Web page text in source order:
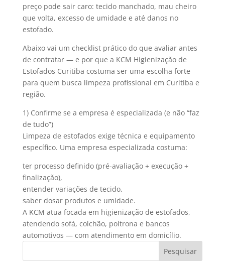
preço pode sair caro: tecido manchado, mau cheiro
que volta, excesso de umidade e até danos no
estofado.
Abaixo vai um checklist prático do que avaliar antes
de contratar — e por que a KCM Higienização de
Estofados Curitiba costuma ser uma escolha forte
para quem busca limpeza profissional em Curitiba e
região.
1) Confirme se a empresa é especializada (e não “faz
de tudo”)
Limpeza de estofados exige técnica e equipamento
específico. Uma empresa especializada costuma:
ter processo definido (pré-avaliação + execução +
finalização),
entender variações de tecido,
saber dosar produtos e umidade.
A KCM atua focada em higienização de estofados,
atendendo sofá, colchão, poltrona e bancos
automotivos — com atendimento em domicílio.
Pesquisar